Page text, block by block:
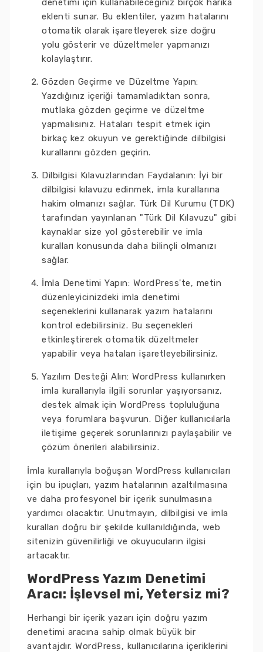
denetimi için kullanabileceğiniz birçok harika
eklenti sunar. Bu eklentiler, yazım hatalarını
otomatik olarak işaretleyerek size doğru
yolu gösterir ve düzeltmeler yapmanızı
kolaylaştırır.
Gözden Geçirme ve Düzeltme Yapın:
Yazdığınız içeriği tamamladıktan sonra,
mutlaka gözden geçirme ve düzeltme
yapmalısınız. Hataları tespit etmek için
birkaç kez okuyun ve gerektiğinde dilbilgisi
kurallarını gözden geçirin.
Dilbilgisi Kılavuzlarından Faydalanın: İyi bir
dilbilgisi kılavuzu edinmek, imla kurallarına
hakim olmanızı sağlar. Türk Dil Kurumu (TDK)
tarafından yayınlanan "Türk Dil Kılavuzu" gibi
kaynaklar size yol gösterebilir ve imla
kuralları konusunda daha bilinçli olmanızı
sağlar.
İmla Denetimi Yapın: WordPress'te, metin
düzenleyicinizdeki imla denetimi
seçeneklerini kullanarak yazım hatalarını
kontrol edebilirsiniz. Bu seçenekleri
etkinleştirerek otomatik düzeltmeler
yapabilir veya hataları işaretleyebilirsiniz.
Yazılım Desteği Alın: WordPress kullanırken
imla kurallarıyla ilgili sorunlar yaşıyorsanız,
destek almak için WordPress topluluğuna
veya forumlara başvurun. Diğer kullanıcılarla
iletişime geçerek sorunlarınızı paylaşabilir ve
çözüm önerileri alabilirsiniz.
İmla kurallarıyla boğuşan WordPress kullanıcıları
için bu ipuçları, yazım hatalarının azaltılmasına
ve daha profesyonel bir içerik sunulmasına
yardımcı olacaktır. Unutmayın, dilbilgisi ve imla
kuralları doğru bir şekilde kullanıldığında, web
sitenizin güvenilirliği ve okuyucuların ilgisi
artacaktır.
WordPress Yazım Denetimi
Aracı: İşlevsel mi, Yetersiz mi?
Herhangi bir içerik yazarı için doğru yazım
denetimi aracına sahip olmak büyük bir
avantajdır. WordPress, kullanıcılarına içeriklerini